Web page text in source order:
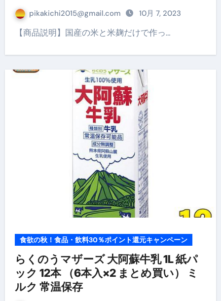
pikakichi2015@gmail.com 10月 7, 2023
【商品説明】国産の米と米麹だけで作っ…
食欲の秋！食品・飲料30％ポイント還元キャンペーン
らくのうマザーズ 大阿蘇牛乳 1L 紙パ
ック 12本 （6本入×2 まとめ買い） ミ
ルク 常温保存